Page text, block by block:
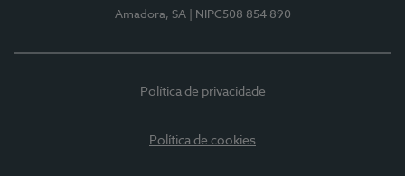
Amadora, SA
| NIPC508 854 890
Política de privacidade
Política de cookies